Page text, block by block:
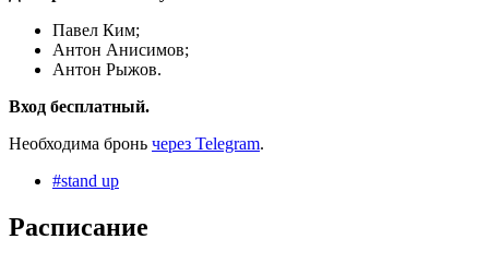
Павел Ким;
Антон Анисимов;
Антон Рыжов.
Вход бесплатный.
Необходима бронь через Telegram.
#stand up
Расписание